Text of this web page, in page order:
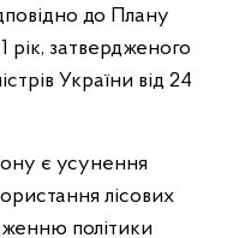
до Плану
рік, затвердженого
України від 24
є усунення
лісових
політики